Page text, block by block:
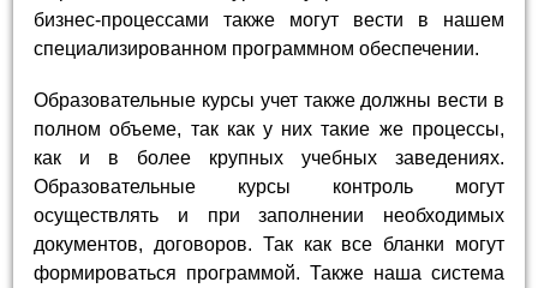
бизнес-процессами также могут вести в нашем
специализированном программном обеспечении.
Образовательные курсы учет также должны вести в
полном объеме, так как у них такие же процессы,
как и в более крупных учебных заведениях.
Образовательные курсы контроль могут
осуществлять и при заполнении необходимых
документов, договоров. Так как все бланки могут
формироваться программой. Также наша система